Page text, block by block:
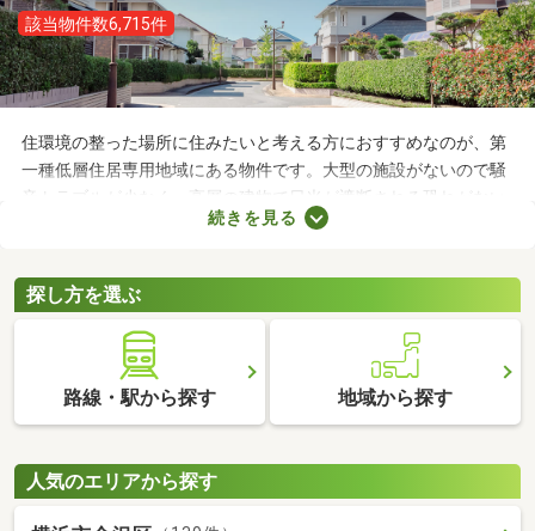
該当物件数6,715件
住環境の整った場所に住みたいと考える方におすすめなのが、第
一種低層住居専用地域にある物件です。大型の施設がないので騒
音トラブルが少なく、高層の建物で日光が遮断される恐れがない
ことから、住環境に優れたエリアです。住みやすい土地ではある
も購入費用を抑えられる中古の一戸建てを紹介します。
続きを見る
探し方を選ぶ
路線・駅から探す 地域から探す
人気のエリアから探す